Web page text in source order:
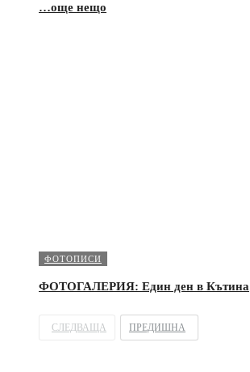
…още нещо
ФОТОПИСИ
ФОТОГАЛЕРИЯ: Един ден в Кътина
СЛЕДВАЩА ПРЕДИШНА